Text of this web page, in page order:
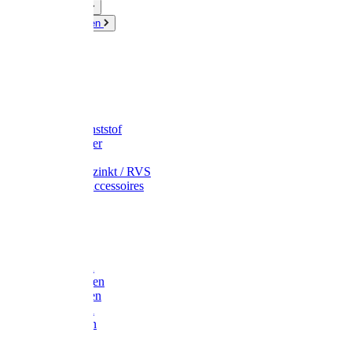
Knaagdieren
Emmer kunststof
Schepemmer
Emmer verzinkt / RVS
Regenton accessoires
Gazonharken
Asfaltharken
Hooiharken